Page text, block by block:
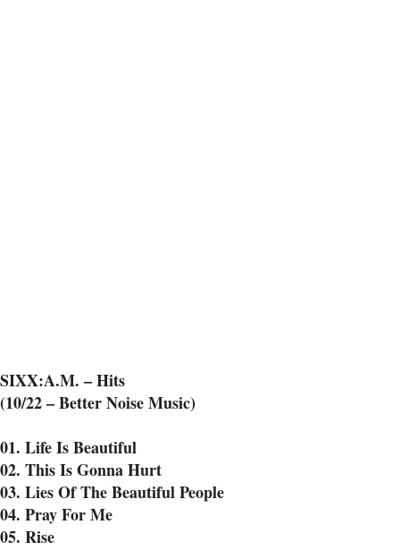
SIXX:A.M. – Hits
(10/22 – Better Noise Music)
01. Life Is Beautiful
02. This Is Gonna Hurt
03. Lies Of The Beautiful People
04. Pray For Me
05. Rise